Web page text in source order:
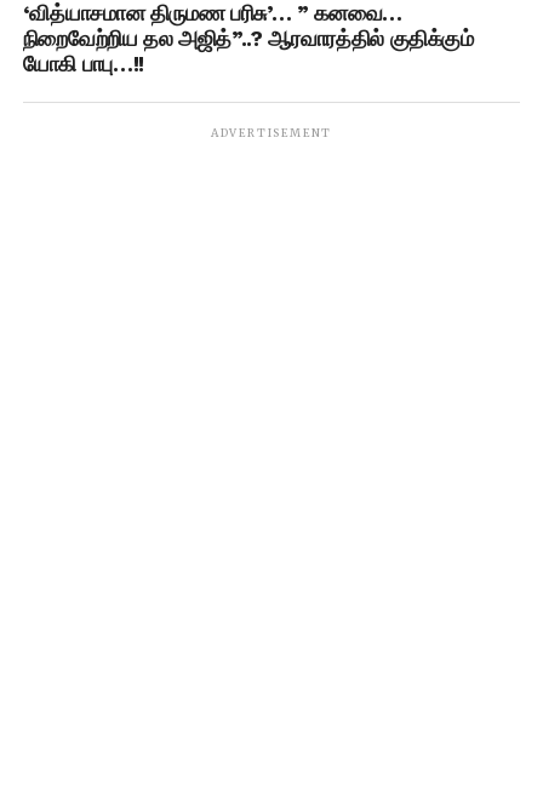
‘வித்யாசமான திருமண பரிசு’… ” கனவை…
நிறைவேற்றிய தல அஜித்”..? ஆரவாரத்தில் குதிக்கும்
யோகி பாபு…!!
ADVERTISEMENT